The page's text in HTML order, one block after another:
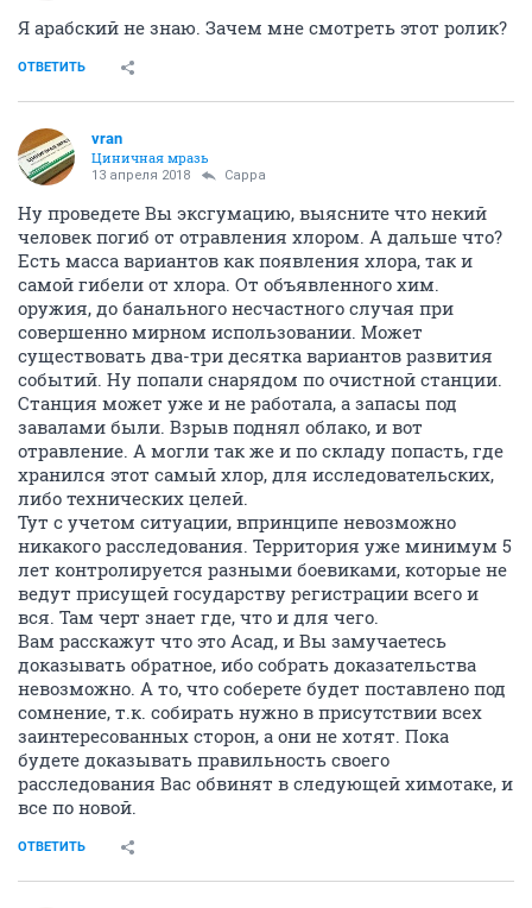
Я арабский не знаю. Зачем мне смотреть этот ролик?
ОТВЕТИТЬ
vran
Циничная мразь
13 апреля 2018 Сарра
Ну проведете Вы эксгумацию, выясните что некий
человек погиб от отравления хлором. А дальше что?
Есть масса вариантов как появления хлора, так и
самой гибели от хлора. От объявленного хим.
оружия, до банального несчастного случая при
совершенно мирном использовании. Может
существовать два-три десятка вариантов развития
событий. Ну попали снарядом по очистной станции.
Станция может уже и не работала, а запасы под
завалами были. Взрыв поднял облако, и вот
отравление. А могли так же и по складу попасть, где
хранился этот самый хлор, для исследовательских,
либо технических целей.
Тут с учетом ситуации, впринципе невозможно
никакого расследования. Территория уже минимум 5
лет контролируется разными боевиками, которые не
ведут присущей государству регистрации всего и
вся. Там черт знает где, что и для чего.
Вам расскажут что это Асад, и Вы замучаетесь
доказывать обратное, ибо собрать доказательства
невозможно. А то, что соберете будет поставлено под
сомнение, т.к. собирать нужно в присутствии всех
заинтересованных сторон, а они не хотят. Пока
будете доказывать правильность своего
расследования Вас обвинят в следующей химотаке, и
все по новой.
ОТВЕТИТЬ